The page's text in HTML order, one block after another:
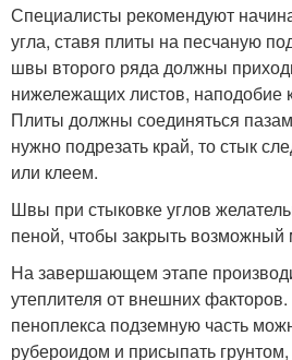
Специалисты рекомендуют
угла, ставя плиты на песчаную
швы второго ряда должны
нижележащих листов, наподобие
Плиты должны соединяться
нужно подрезать край, то стык
или клеем.
Швы при стыковке углов
пеной, чтобы закрыть возможный
На завершающем этапе
утеплителя от внешних
пеноплекса подземную часть
рубероидом и присыпать